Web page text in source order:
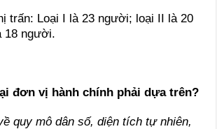
trấn: Loại I là 23 người; loại II là 20
18 người.
đơn vị hành chính phải dựa trên?
quy mô dân số, diện tích tự nhiên,